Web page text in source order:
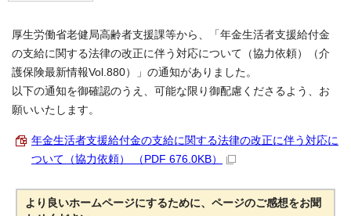
厚生労働省老健局高齢者支援課等から、「年金生活者支援給付金
の支給に関する法律の改正に伴う対応について（協力依頼）（介
護保険最新情報Vol.880）」の通知がありました。
以下の通知を御確認のうえ、可能な限り御配慮くださるよう、お
願いいたします。
年金生活者支援給付金の支給に関する法律の改正に伴う対応に
ついて（協力依頼） （PDF 676.0KB）
より良いホームページにするために、ページのご感想をお聞